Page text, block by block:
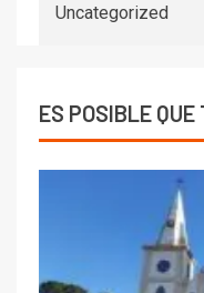
Uncategorized
ES POSIBLE QUE